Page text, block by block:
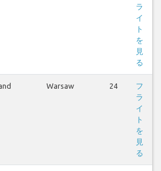
ラ
イ
ト
を
見
る
Warsaw 24
フ
ラ
イ
ト
を
見
る